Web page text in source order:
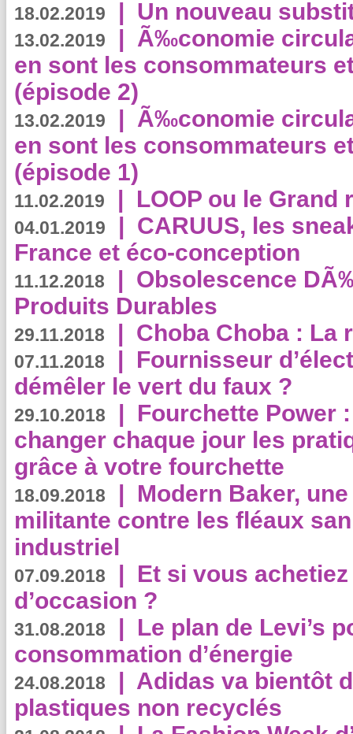
18.02.2019 | Un nouveau
13.02.2019 | Ã‰conomie
en sont les consommateurs
(épisode 2)
13.02.2019 | Ã‰conomie
en sont les consommateurs
(épisode 1)
11.02.2019 | LOOP ou le Grand
04.01.2019 | CARUUS, les
France et éco-conception
11.12.2018 | Obsolescence
Produits Durables
29.11.2018 | Choba Choba : La
07.11.2018 | Fournisseur
démêler le vert du faux ?
29.10.2018 | Fourchette Power
changer chaque jour les
grâce à votre fourchette
18.09.2018 | Modern Baker,
militante contre les fléaux
industriel
07.09.2018 | Et si vous
d’occasion ?
31.08.2018 | Le plan de Levi’s
consommation d’énergie
24.08.2018 | Adidas va bientôt
plastiques non recyclés